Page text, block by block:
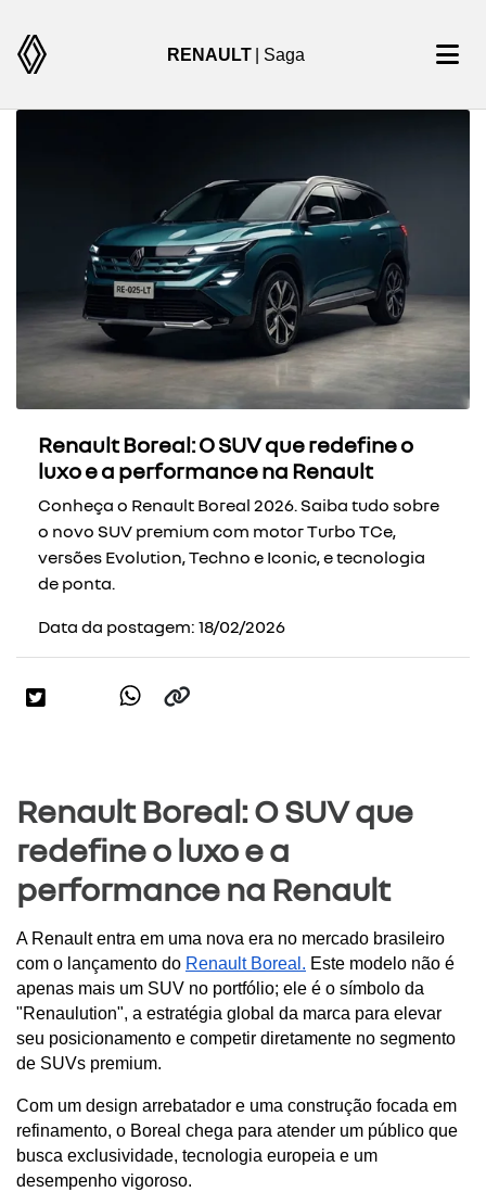
RENAULT | Saga
Renault Boreal: O SUV que redefine o
luxo e a performance na Renault
Conheça o Renault Boreal 2026. Saiba tudo sobre
o novo SUV premium com motor Turbo TCe,
versões Evolution, Techno e Iconic, e tecnologia
de ponta.
Data da postagem: 18/02/2026
Renault Boreal: O SUV que
redefine o luxo e a
performance na Renault
A Renault entra em uma nova era no mercado brasileiro
com o lançamento do Renault Boreal. Este modelo não é
apenas mais um SUV no portfólio; ele é o símbolo da
"Renaulution", a estratégia global da marca para elevar
seu posicionamento e competir diretamente no segmento
de SUVs premium.
Com um design arrebatador e uma construção focada em
refinamento, o Boreal chega para atender um público que
busca exclusividade, tecnologia europeia e um
desempenho vigoroso.